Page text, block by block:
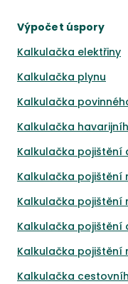
Výpočet úspory
Kalkulačka elektřiny
Kalkulačka plynu
Kalkulačka
Kalkulačka
Kalkulačka pojištění
Kalkulačka pojištění
Kalkulačka pojištění
Kalkulačka pojištění
Kalkulačka pojištění
Kalkulačka